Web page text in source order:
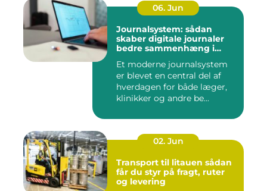
06. Jun
Journalsystem: sådan
skaber digitale journaler
bedre sammenhæng i
Et moderne journalsystem
er blevet en central del af
hverdagen for både læger,
klinikker og andre be...
02. Jun
Transport til litauen sådan
får du styr på fragt, ruter
og levering